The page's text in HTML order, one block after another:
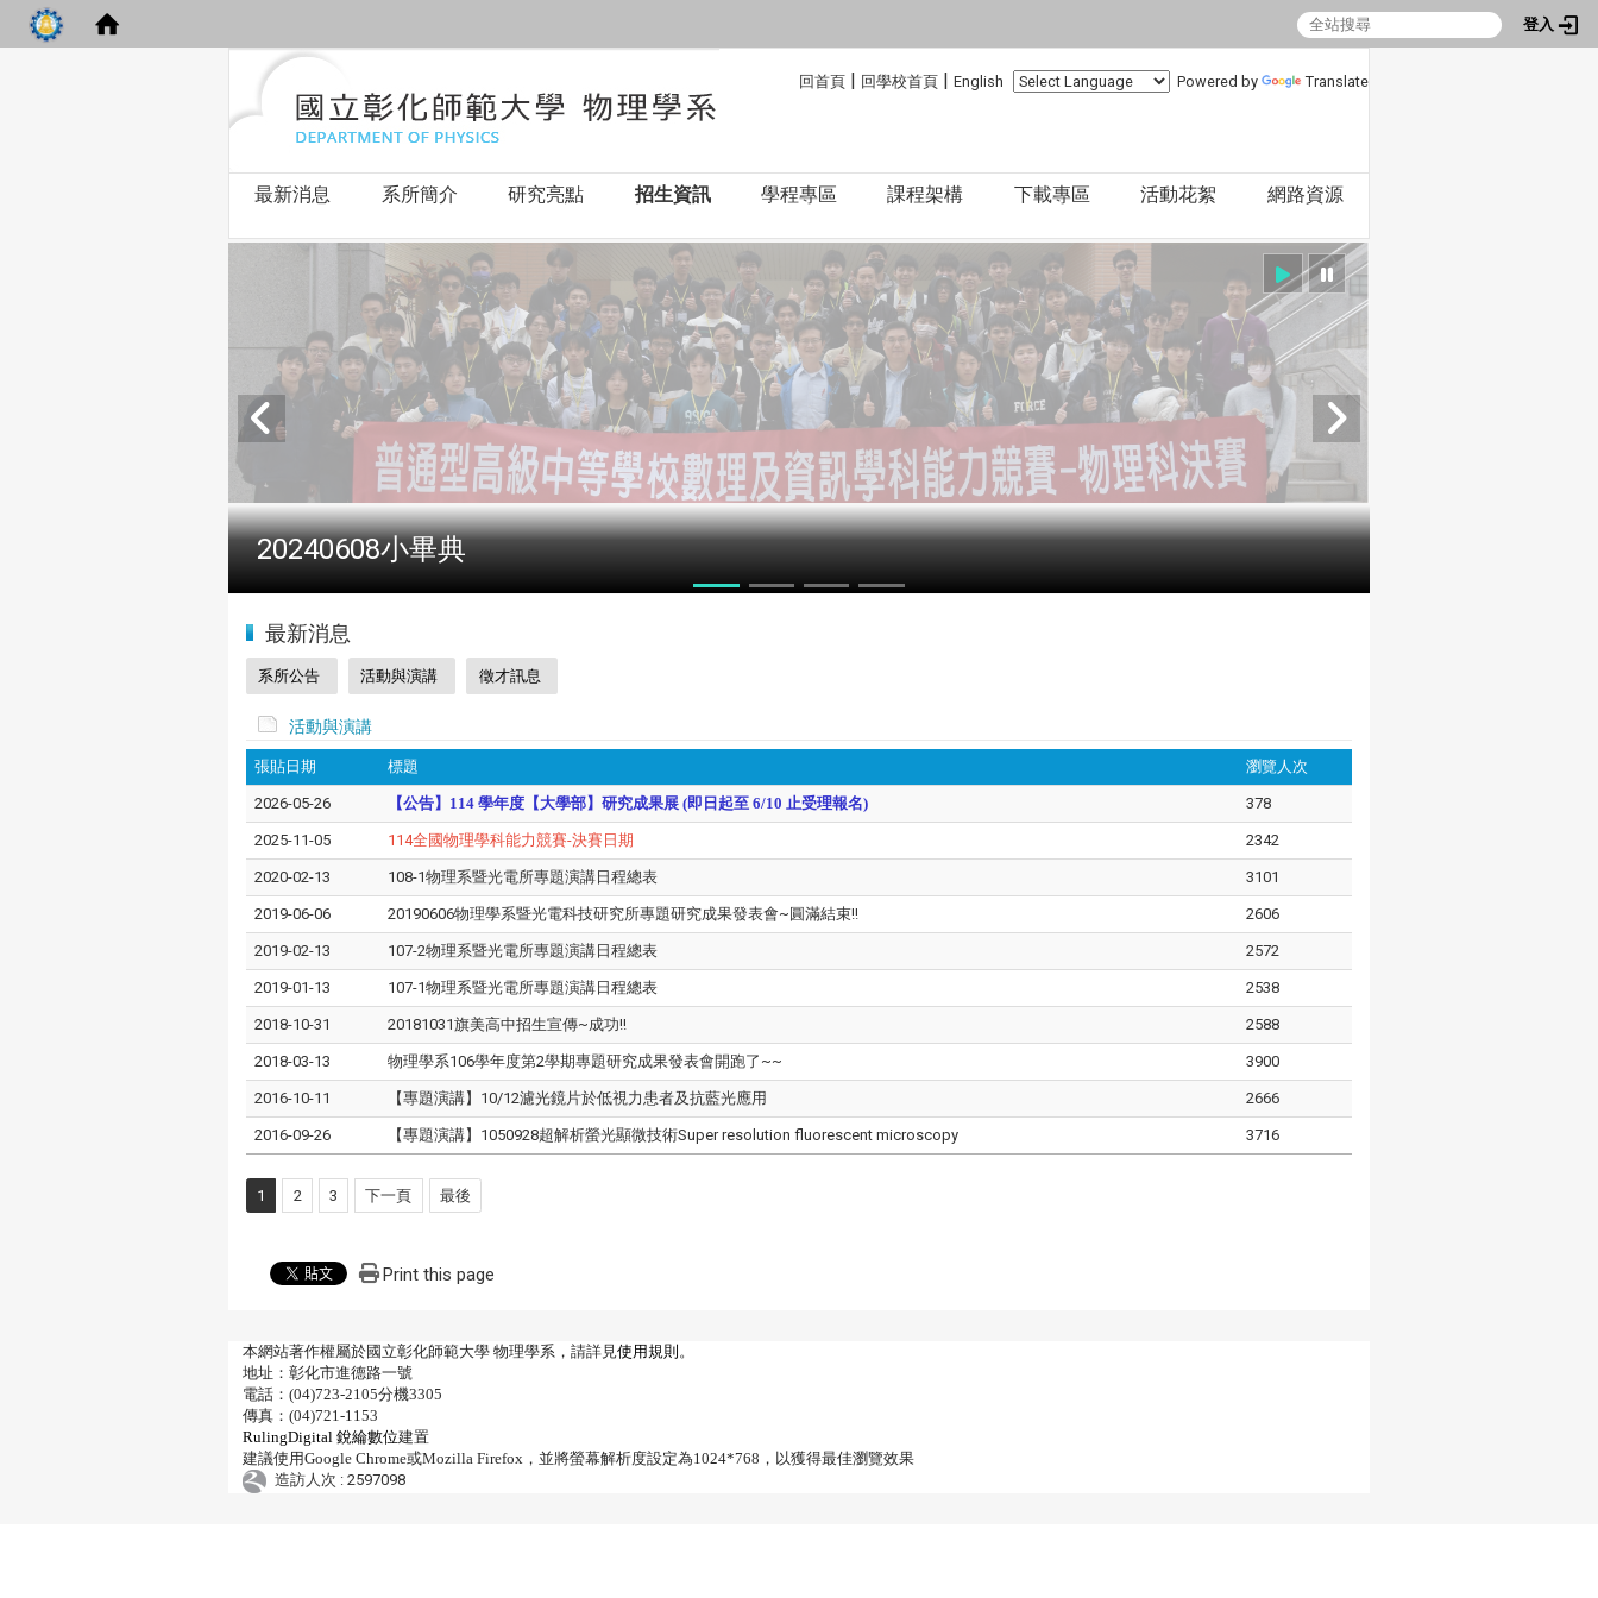
登入
回首頁 | 回學校首頁 | English Powered by Translate
最新消息 系所簡介 研究亮點 招生資訊 學程專區 課程架構 下載專區 活動花絮 網路資源
2024全國物理學科能力競賽
最新消息
系所公告 活動與演講 徵才訊息
活動與演講
張貼日期 標題 瀏覽人次
2026-05-26 【公告】114 學年度【大學部】研究成果展 (即日起至 6/10 止受理報名) 378
2025-11-05 114全國物理學科能力競賽-決賽日期 2342
2020-02-13 108-1物理系暨光電所專題演講日程總表 3101
2019-06-06 20190606物理學系暨光電科技研究所專題研究成果發表會~圓滿結束!! 2606
2019-02-13 107-2物理系暨光電所專題演講日程總表 2572
2019-01-13 107-1物理系暨光電所專題演講日程總表 2538
2018-10-31 20181031旗美高中招生宣傳~成功!! 2588
2018-03-13 物理學系106學年度第2學期專題研究成果發表會開跑了~~ 3900
2016-10-11 【專題演講】10/12濾光鏡片於低視力患者及抗藍光應用 2666
2016-09-26 【專題演講】1050928超解析螢光顯微技術Super resolution fluorescent microscopy 3716
1 2 3 下一頁 最後
Print this page
本網站著作權屬於國立彰化師範大學 物理學系，請詳見使用規則 。
地址：彰化市進德路一號
電話：(04)723-2105分機3305
傳真：(04)721-1153
RulingDigital 銳綸數位建置
建議使用Google Chrome或Mozilla Firefox，並將螢幕解析度設定為1024*768，以獲得最佳瀏覽效果
造訪人次 : 2597098